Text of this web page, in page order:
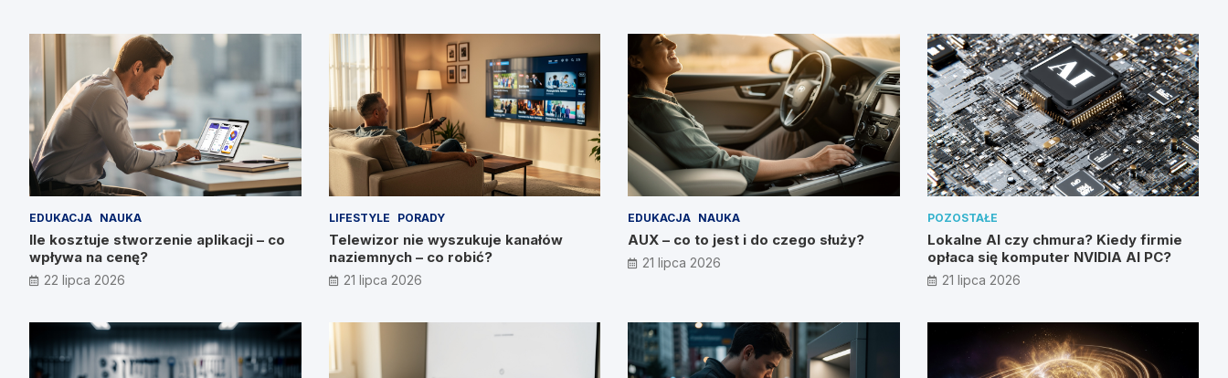
EDUKACJA NAUKA
Ile kosztuje stworzenie aplikacji – co
wpływa na cenę?
22 lipca 2026
LIFESTYLE PORADY
Telewizor nie wyszukuje kanałów
naziemnych – co robić?
21 lipca 2026
EDUKACJA NAUKA
AUX – co to jest i do czego służy?
21 lipca 2026
POZOSTAŁE
Lokalne AI czy chmura? Kiedy firmie
opłaca się komputer NVIDIA AI PC?
21 lipca 2026